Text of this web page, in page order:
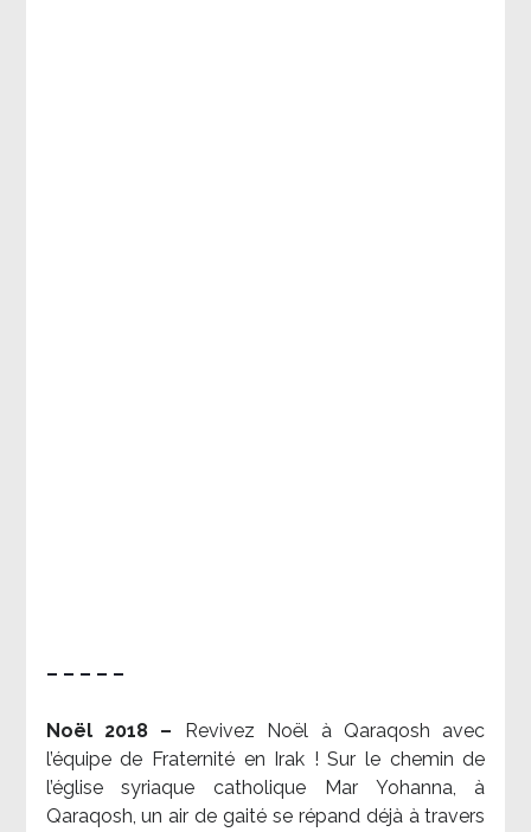
– – – – –
Noël 2018 –
Revivez Noël à Qaraqosh avec
l’équipe de Fraternité en Irak ! Sur le chemin de
l’église syriaque catholique Mar Yohanna, à
Qaraqosh, un air de gaité se répand déjà à travers